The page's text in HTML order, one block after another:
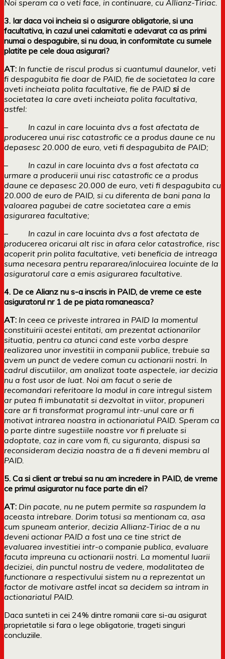
Noi speram ca o veti face, in continuare, cu Allianz-Tiriac.
3. Iar daca voi incheia si o asigurare obligatorie, si una
facultativa, in cazul unei calamitati e adevarat ca as primi
numai o despagubire, si nu doua, in conformitate cu sumele
platite pe cele doua asigurari?
AT: In functie de riscul produs si cuantumul daunelor, veti
fi despagubita fie doar de PAID, fie de societatea la care
aveti incheiata polita facultative, fie de PAID si de
societatea la care aveti incheiata polita facultativa,
astfel:
– In cazul in care locuinta dvs a fost afectata de
producerea unui risc catastrofic ce a produs daune ce nu
depasesc 20.000 de euro, veti fi despagubita de PAID;
– In cazul in care locuinta dvs a fost afectata ca
urmare a producerii unui risc catastrofic ce a produs
daune ce depasesc 20.000 de euro, veti fi despagubita cu
20.000 de euro de PAID, si cu diferenta de bani pana la
valoarea pagubei de catre societatea care a emis
asigurarea facultative;
– In cazul in care locuinta dvs a fost afectata de
producerea oricarui alt risc in afara celor catastrofice, risc
acoperit prin polita facultative, veti beneficia de intreaga
suma necesara pentru repararea/inlocuirea locuinte de la
asiguratorul care a emis asigurarea facultative.
4. De ce Alianz nu s-a inscris in PAID, de vreme ce este
asiguratorul nr 1 de pe piata romaneasca?
AT: In ceea ce priveste intrarea in PAID la momentul
constituirii acestei entitati, am prezentat actionarilor
situatia, pentru ca atunci cand este vorba despre
realizarea unor investitii in companii publice, trebuie sa
avem un punct de vedere comun cu actionarii nostri. In
cadrul discutiilor, am analizat toate aspectele, iar decizia
nu a fost usor de luat. Noi am facut o serie de
recomandari referitoare la modul in care intregul sistem
ar putea fi imbunatatit si dezvoltat in viitor, propuneri
care ar fi transformat programul intr-unul care ar fi
motivat intrarea noastra in actionariatul PAID. Speram ca
o parte dintre sugestiile noastre vor fi preluate si
adoptate, caz in care vom fi, cu siguranta, dispusi sa
reconsideram decizia noastra de a fi deveni membru al
PAID.
5. Ca si client ar trebui sa nu am incredere in PAID, de vreme
ce primul asigurator nu face parte din el?
AT: Din pacate, nu ne putem permite sa raspundem la
aceasta intrebare. Dorim totusi sa mentionam ca, asa
cum spuneam anterior, decizia Allianz-Tiriac de a nu
deveni actionar PAID a fost una ce tine strict de
evaluarea investitiei intr-o companie publica, evaluare
facuta impreuna cu actionarii nostri. La momentul luarii
deciziei, din punctul nostru de vedere, modalitatea de
functionare a respectivului sistem nu a reprezentat un
factor de motivare astfel incat sa decidem sa intram in
actionariatul PAID.
Daca sunteti in cei 24% dintre romanii care si-au asigurat
proprietatile si fara o lege obligatorie, trageti singuri
concluziile